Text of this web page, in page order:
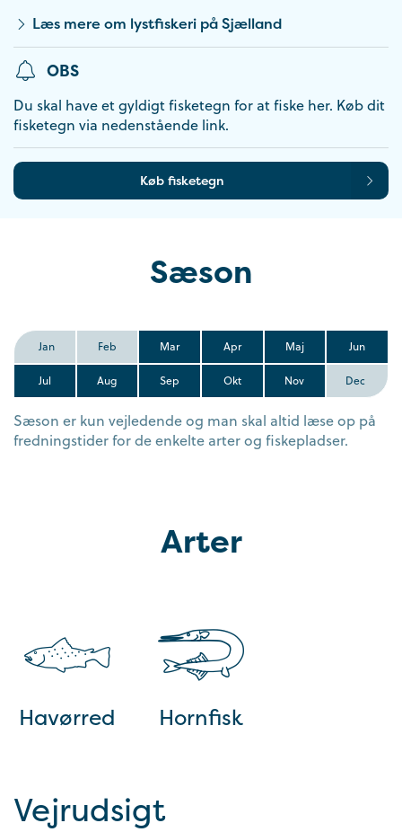
Læs mere om lystfiskeri på Sjælland
OBS
Du skal have et gyldigt fisketegn for at fiske her. Køb dit
fisketegn via nedenstående link.
Køb fisketegn
Sæson
Jan Feb Mar Apr Maj Jun
Jul Aug Sep Okt Nov Dec
Sæson er kun vejledende og man skal altid læse op på
fredningstider for de enkelte arter og fiskepladser.
Arter
Havørred Hornfisk
Vejrudsigt